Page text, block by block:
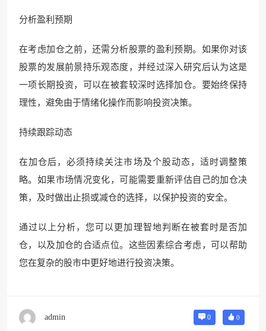
分析盈利预期
在考虑加仓之前，还需分析股票的盈利预期。如果你对该
股票的发展前景持乐观态度，并经过深入研究后认为这是
一项长期投资，可以在被套较深时选择加仓。要始终保持
理性，避免由于情绪化操作而影响投资决策。
持续跟踪动态
在加仓后，必须持续关注市场及个股动态，适时调整策
略。如果市场情况变化，可能需要重新评估自己的加仓决
策，及时做出止损或减仓的选择，以保护投资的安全。
通过以上分析，您可以更加理智地判断在被套时是否加
仓，以及加仓的合适点位。这些因素综合考虑，可以帮助
您在复杂的股市中更好地进行投资决策。
admin 0 0